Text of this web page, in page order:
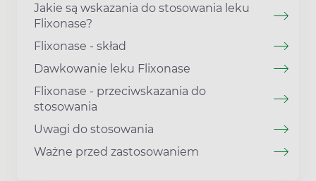
Jakie są wskazania do stosowania leku
Flixonase?
Flixonase - skład
Dawkowanie leku Flixonase
Flixonase - przeciwskazania do
stosowania
Uwagi do stosowania
Ważne przed zastosowaniem